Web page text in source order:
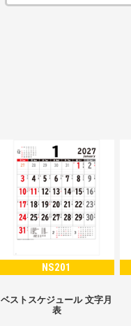
NS201
ベストスケジュール 文字月
表